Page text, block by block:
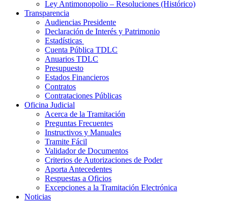
Ley Antimonopolio – Resoluciones (Histórico)
Transparencia
Audiencias Presidente
Declaración de Interés y Patrimonio
Estadísticas
Cuenta Pública TDLC
Anuarios TDLC
Presupuesto
Estados Financieros
Contratos
Contrataciones Públicas
Oficina Judicial
Acerca de la Tramitación
Preguntas Frecuentes
Instructivos y Manuales
Tramite Fácil
Validador de Documentos
Criterios de Autorizaciones de Poder
Aporta Antecedentes
Respuestas a Oficios
Excepciones a la Tramitación Electrónica
Noticias